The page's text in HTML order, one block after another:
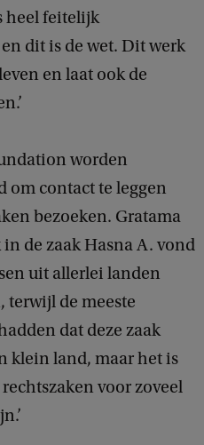
heel feitelijk
dit is de wet. Dit werk
en laat ook de
worden
om contact te leggen
bezoeken. Gratama
de zaak Hasna A. vond
uit allerlei landen
terwijl de meeste
dat deze zaak
klein land, maar het is
voor zoveel